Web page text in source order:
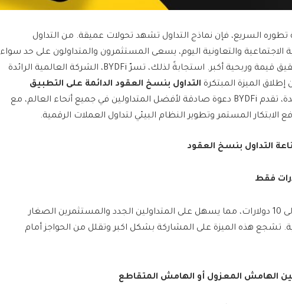
السريع، فإن نماذج التداول تشهد تحولات عميقة. من التداول
الاجتماعية والتعاونية اليوم، يسعى المستثمرون والمتداولون على حد سواء
لتحقيق منافع مشتركة من أجل تحقيق قيمة وربحية أكبر. استجابةً لذلك، تسرّ BYDFi، الشركة العالمية الرائدة
الميزة المبتكرة التداول بنسخ العقود الدائمة على التطبيق
. من خلال هذه الميزة الجديدة، تقدم BYDFi دعوة صادقة لأفضل المتداولين في جميع أنحاء العالم، مع
الابتكار المستمر وتطوير النظام البيئي لتداول العملات الرقمية.
التداول بنسخ العقود
قامت BYDFi بتخفيض حد التداول إلى 10 دولارات، مما يسهل على المتداولين الجدد والمستثمرين الصغار
تشجع هذه الميزة على المشاركة بشكل اكبر وتقلل من الحواجز أمام
الهامش المعزول أو الهامش المتقاطع